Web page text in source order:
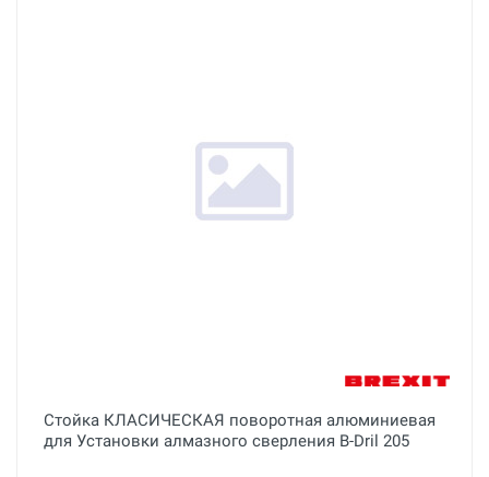
Стойка КЛАСИЧЕСКАЯ поворотная алюминиевая
для Установки алмазного сверления B-Dril 205